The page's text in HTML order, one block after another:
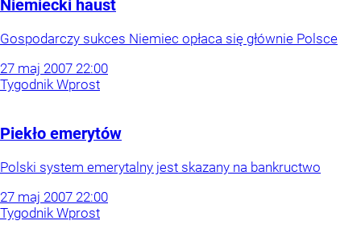
Niemiecki haust
Gospodarczy sukces Niemiec opłaca się głównie Polsce
27 maj 2007 22:00
Tygodnik Wprost
Piekło emerytów
Polski system emerytalny jest skazany na bankructwo
27 maj 2007 22:00
Tygodnik Wprost